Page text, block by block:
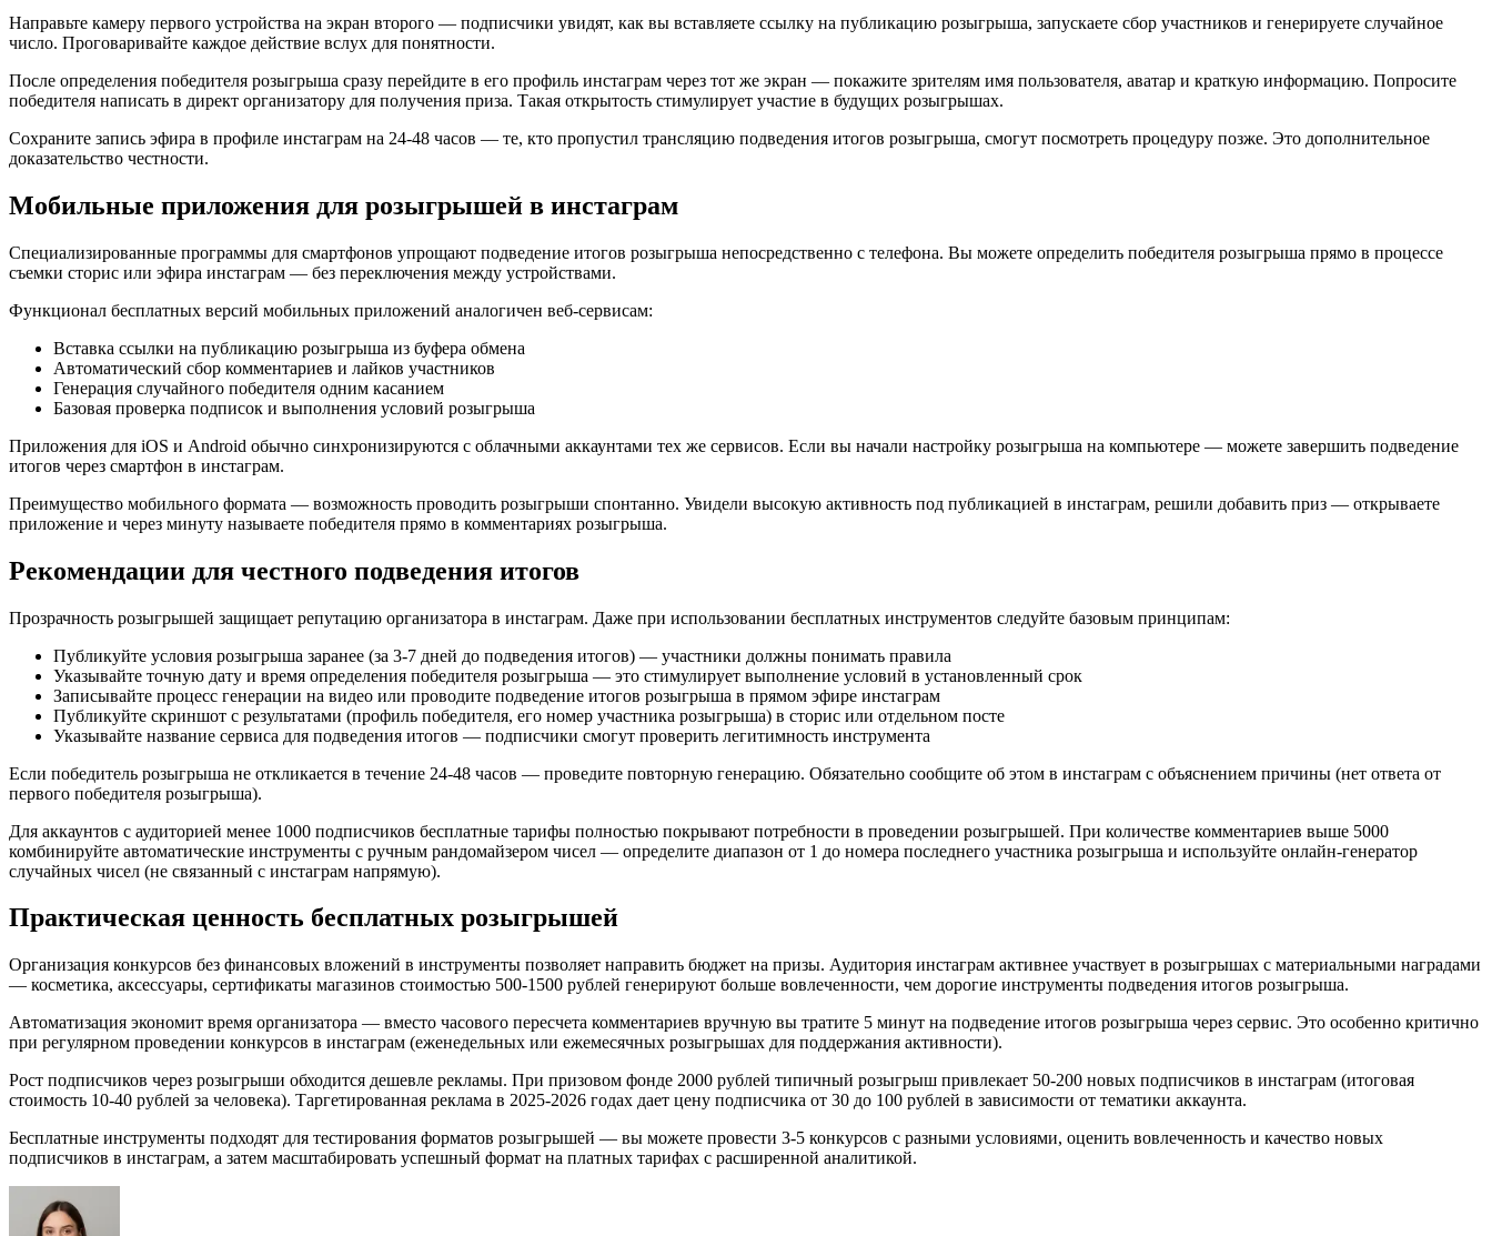
Направьте камеру первого устройства на экран второго — подписчики увидят, как вы вставляете ссылку на публикацию розыгрыша, запускаете сбор участников и генерируете случайное
число. Проговаривайте каждое действие вслух для понятности.
После определения победителя розыгрыша сразу перейдите в его профиль инстаграм через тот же экран — покажите зрителям имя пользователя, аватар и краткую информацию. Попросите
победителя написать в директ организатору для получения приза. Такая открытость стимулирует участие в будущих розыгрышах.
Сохраните запись эфира в профиле инстаграм на 24-48 часов — те, кто пропустил трансляцию подведения итогов розыгрыша, смогут посмотреть процедуру позже. Это дополнительное
доказательство честности.
Мобильные приложения для розыгрышей в инстаграм
Специализированные программы для смартфонов упрощают подведение итогов розыгрыша непосредственно с телефона. Вы можете определить победителя розыгрыша прямо в процессе
съемки сторис или эфира инстаграм — без переключения между устройствами.
Функционал бесплатных версий мобильных приложений аналогичен веб-сервисам:
Вставка ссылки на публикацию розыгрыша из буфера обмена
Автоматический сбор комментариев и лайков участников
Генерация случайного победителя одним касанием
Базовая проверка подписок и выполнения условий розыгрыша
Приложения для iOS и Android обычно синхронизируются с облачными аккаунтами тех же сервисов. Если вы начали настройку розыгрыша на компьютере — можете завершить подведение
итогов через смартфон в инстаграм.
Преимущество мобильного формата — возможность проводить розыгрыши спонтанно. Увидели высокую активность под публикацией в инстаграм, решили добавить приз — открываете
приложение и через минуту называете победителя прямо в комментариях розыгрыша.
Рекомендации для честного подведения итогов
Прозрачность розыгрышей защищает репутацию организатора в инстаграм. Даже при использовании бесплатных инструментов следуйте базовым принципам:
Публикуйте условия розыгрыша заранее (за 3-7 дней до подведения итогов) — участники должны понимать правила
Указывайте точную дату и время определения победителя розыгрыша — это стимулирует выполнение условий в установленный срок
Записывайте процесс генерации на видео или проводите подведение итогов розыгрыша в прямом эфире инстаграм
Публикуйте скриншот с результатами (профиль победителя, его номер участника розыгрыша) в сторис или отдельном посте
Указывайте название сервиса для подведения итогов — подписчики смогут проверить легитимность инструмента
Если победитель розыгрыша не откликается в течение 24-48 часов — проведите повторную генерацию. Обязательно сообщите об этом в инстаграм с объяснением причины (нет ответа от
первого победителя розыгрыша).
Для аккаунтов с аудиторией менее 1000 подписчиков бесплатные тарифы полностью покрывают потребности в проведении розыгрышей. При количестве комментариев выше 5000
комбинируйте автоматические инструменты с ручным рандомайзером чисел — определите диапазон от 1 до номера последнего участника розыгрыша и используйте онлайн-генератор
случайных чисел (не связанный с инстаграм напрямую).
Практическая ценность бесплатных розыгрышей
Организация конкурсов без финансовых вложений в инструменты позволяет направить бюджет на призы. Аудитория инстаграм активнее участвует в розыгрышах с материальными наградами
— косметика, аксессуары, сертификаты магазинов стоимостью 500-1500 рублей генерируют больше вовлеченности, чем дорогие инструменты подведения итогов розыгрыша.
Автоматизация экономит время организатора — вместо часового пересчета комментариев вручную вы тратите 5 минут на подведение итогов розыгрыша через сервис. Это особенно критично
при регулярном проведении конкурсов в инстаграм (еженедельных или ежемесячных розыгрышах для поддержания активности).
Рост подписчиков через розыгрыши обходится дешевле рекламы. При призовом фонде 2000 рублей типичный розыгрыш привлекает 50-200 новых подписчиков в инстаграм (итоговая
стоимость 10-40 рублей за человека). Таргетированная реклама в 2025-2026 годах дает цену подписчика от 30 до 100 рублей в зависимости от тематики аккаунта.
Бесплатные инструменты подходят для тестирования форматов розыгрышей — вы можете провести 3-5 конкурсов с разными условиями, оценить вовлеченность и качество новых
подписчиков в инстаграм, а затем масштабировать успешный формат на платных тарифах с расширенной аналитикой.